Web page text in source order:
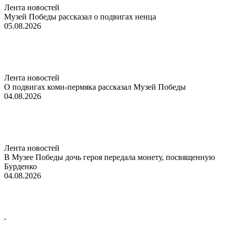
Лента новостей
Музей Победы рассказал о подвигах ненца
05.08.2026
Лента новостей
О подвигах коми-пермяка рассказал Музей Победы
04.08.2026
Лента новостей
В Музее Победы дочь героя передала монету, посвященную
Бурденко
04.08.2026